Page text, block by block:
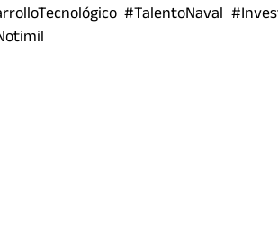
#TalentoNaval